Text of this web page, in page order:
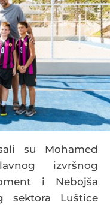
su Mohamed
izvršnog
i Nebojša
sektora Luštice